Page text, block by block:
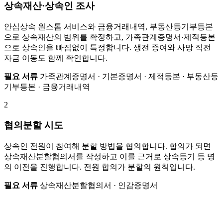
상속재산·상속인 조사
안심상속 원스톱 서비스와 금융거래내역, 부동산등기부등본
으로 상속재산의 범위를 확정하고, 가족관계증명서·제적등본
으로 상속인을 빠짐없이 특정합니다. 생전 증여와 사망 직전
자금 이동도 함께 확인합니다.
필요 서류 가족관계증명서 · 기본증명서 · 제적등본 · 부동산등
기부등본 · 금융거래내역
2
협의분할 시도
상속인 전원이 참여해 분할 방법을 협의합니다. 합의가 되면
상속재산분할협의서를 작성하고 이를 근거로 상속등기 등 명
의 이전을 진행합니다. 전원 합의가 분할의 원칙입니다.
필요 서류 상속재산분할협의서 · 인감증명서